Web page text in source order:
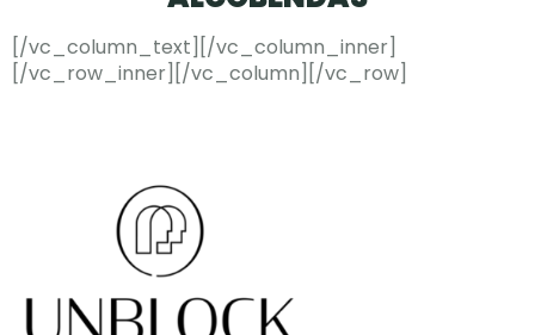
[/vc_column_text][/vc_column_inner]
[/vc_row_inner][/vc_column][/vc_row]